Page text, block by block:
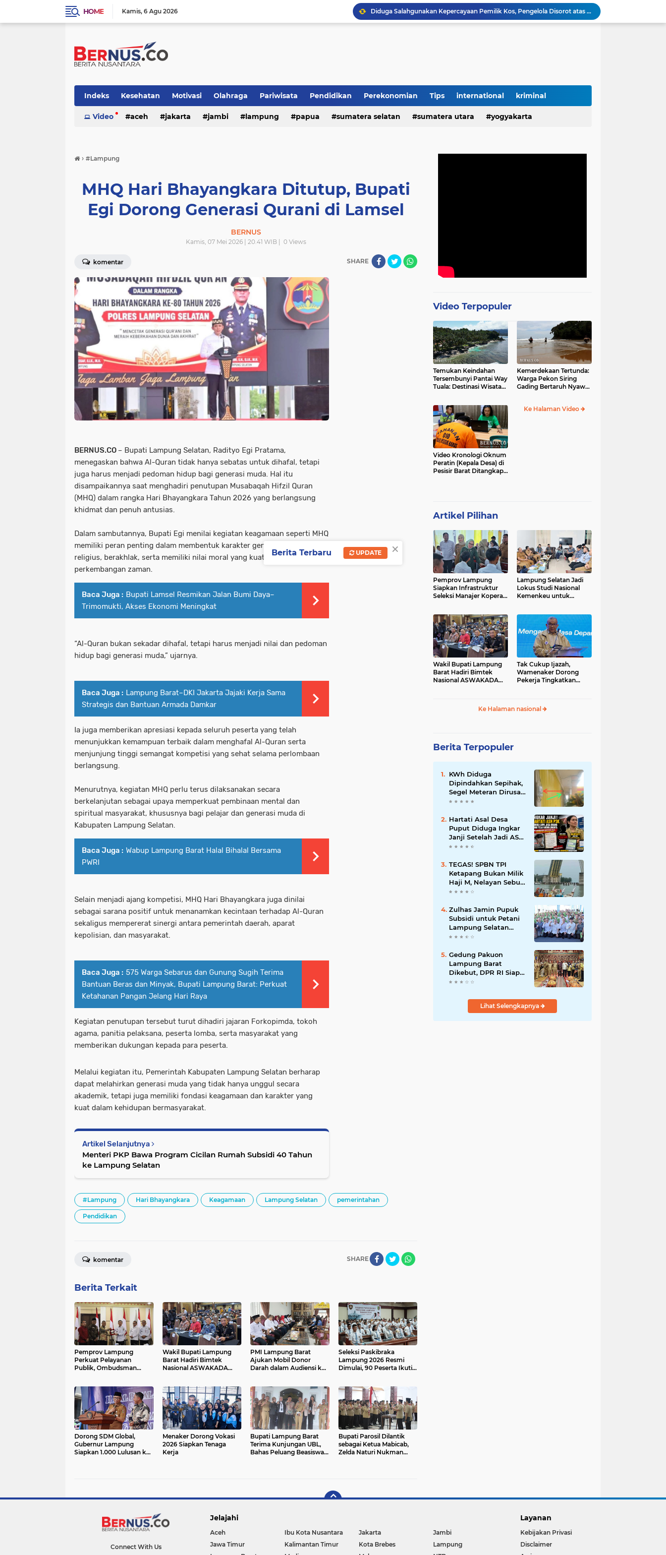
HOME Kamis 6 Agu 2026
Diduga Salahgunakan Kepercayaan Pemilik Kos, Pengelola Disorot atas Aktivitas Pribadi di Lingkungan Properti
KELURUSAN FAKTA: Haji M Akui Kepemilikan Mobil, Bukan Pemilik SPBN TPI Ketapang
HUT REI ke-54, Lampung Jadi Lokasi Gerakan Penanaman Sejuta Pohon
Indeks Kesehatan Motivasi Olahraga Pariwisata Pendidikan Perekonomian Tips international kriminal
nasional otomotif pemerintahan politik
Video aceh jakarta jambi lampung papua sumatera selatan sumatera utara yogyakarta
› #Lampung
MHQ Hari Bhayangkara Ditutup, Bupati
Egi Dorong Generasi Qurani di Lamsel
BERNUS
Kamis, 07 Mei 2026 | 20.41 WIB | 0Views
komentar SHARE
BERNUS.CO – Bupati Lampung Selatan, Radityo Egi Pratama,
menegaskan bahwa Al-Quran tidak hanya sebatas untuk dihafal, tetapi
juga harus menjadi pedoman hidup bagi generasi muda. Hal itu
disampaikannya saat menghadiri penutupan Musabaqah Hifzil Quran
(MHQ) dalam rangka Hari Bhayangkara Tahun 2026 yang berlangsung
khidmat dan penuh antusias.
Dalam sambutannya, Bupati Egi menilai kegiatan keagamaan seperti MHQ
memiliki peran penting dalam membentuk karakter generasi muda yang
religius, berakhlak, serta memiliki nilai moral yang kuat di tengah
perkembangan zaman.
Baca Juga : Bupati Lamsel Resmikan Jalan Bumi Daya–
Trimomukti, Akses Ekonomi Meningkat
“Al-Quran bukan sekadar dihafal, tetapi harus menjadi nilai dan pedoman
hidup bagi generasi muda,” ujarnya.
Baca Juga : Lampung Barat–DKI Jakarta Jajaki Kerja Sama
Strategis dan Bantuan Armada Damkar
Ia juga memberikan apresiasi kepada seluruh peserta yang telah
menunjukkan kemampuan terbaik dalam menghafal Al-Quran serta
menjunjung tinggi semangat kompetisi yang sehat selama perlombaan
berlangsung.
Menurutnya, kegiatan MHQ perlu terus dilaksanakan secara
berkelanjutan sebagai upaya memperkuat pembinaan mental dan
spiritual masyarakat, khususnya bagi pelajar dan generasi muda di
Kabupaten Lampung Selatan.
Baca Juga : Wabup Lampung Barat Halal Bihalal Bersama
PWRI
Selain menjadi ajang kompetisi, MHQ Hari Bhayangkara juga dinilai
sebagai sarana positif untuk menanamkan kecintaan terhadap Al-Quran
sekaligus mempererat sinergi antara pemerintah daerah, aparat
kepolisian, dan masyarakat.
Baca Juga : 575 Warga Sebarus dan Gunung Sugih Terima
Bantuan Beras dan Minyak, Bupati Lampung Barat: Perkuat
Ketahanan Pangan Jelang Hari Raya
Kegiatan penutupan tersebut turut dihadiri jajaran Forkopimda, tokoh
agama, panitia pelaksana, peserta lomba, serta masyarakat yang
memberikan dukungan kepada para peserta.
Melalui kegiatan itu, Pemerintah Kabupaten Lampung Selatan berharap
dapat melahirkan generasi muda yang tidak hanya unggul secara
akademik, tetapi juga memiliki fondasi keagamaan dan karakter yang
kuat dalam kehidupan bermasyarakat.
Artikel Selanjutnya
Menteri PKP Bawa Program Cicilan Rumah Subsidi 40 Tahun
ke Lampung Selatan
#Lampung Hari Bhayangkara Keagamaan Lampung Selatan pemerintahan
Pendidikan
SHARE
komentar
Berita Terkait
Pemprov Lampung
Perkuat Pelayanan
Publik, Ombudsman
Wakil Bupati Lampung
Barat Hadiri Bimtek
Nasional ASWAKADA
PMI Lampung Barat
Ajukan Mobil Donor
Darah dalam Audiensi ke
Seleksi Paskibraka
Lampung 2026 Resmi
Dimulai, 90 Peserta Ikuti
Dorong SDM Global,
Gubernur Lampung
Siapkan 1.000 Lulusan ke
Menaker Dorong Vokasi
2026 Siapkan Tenaga
Kerja
Bupati Lampung Barat
Terima Kunjungan UBL,
Bahas Peluang Beasiswa
Bupati Parosil Dilantik
sebagai Ketua Mabicab,
Zelda Naturi Nukman
Video Terpopuler
Temukan Keindahan
Tersembunyi Pantai Way
Tuala: Destinasi Wisata
Kemerdekaan Tertunda:
Warga Pekon Siring
Gading Bertaruh Nyawa
Video Kronologi Oknum
Peratin (Kepala Desa) di
Pesisir Barat Ditangkap
Ke Halaman Video
Artikel Pilihan
Pemprov Lampung
Siapkan Infrastruktur
Seleksi Manajer Koperasi
Lampung Selatan Jadi
Lokus Studi Nasional
Kemenkeu untuk
Wakil Bupati Lampung
Barat Hadiri Bimtek
Nasional ASWAKADA
Tak Cukup Ijazah,
Wamenaker Dorong
Pekerja Tingkatkan
Ke Halaman nasional
Berita Terpopuler
KWh Diduga
Dipindahkan Sepihak,
Segel Meteran Dirusak,
dan Penambahan
Pemilik
Hartati Asal Desa
Puput Diduga Ingkar
Janji Setelah Jadi ASN
P3K, Kebaikan Dibalas
TEGAS! SPBN TPI
Ketapang Bukan Milik
Haji M, Nelayan Sebut
Pemiliknya Sulaiman
Zulhas Jamin Pupuk
Subsidi untuk Petani
Lampung Selatan
Aman dan Lancar
Gedung Pakuon
Lampung Barat
Dikebut, DPR RI Siap
Kawal Anggaran
Lihat Selengkapnya
Connect With Us
Jelajahi
Aceh Ibu Kota Nusantara Jakarta
Jambi
Jawa Timur
Kalimantan Timur Kota Brebes
Lampung
Layanan
Kebijakan Privasi
Disclaimer
×
Berita Terbaru UPDATE